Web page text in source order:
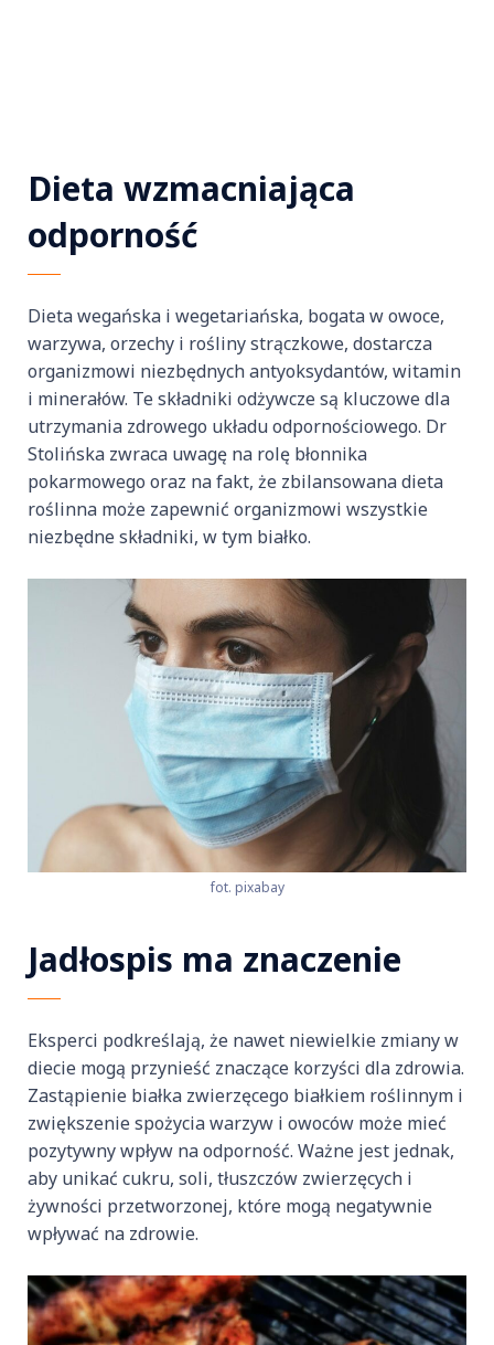
Dieta wzmacniająca
odporność
Dieta wegańska i wegetariańska, bogata w owoce,
warzywa, orzechy i rośliny strączkowe, dostarcza
organizmowi niezbędnych antyoksydantów, witamin
i minerałów. Te składniki odżywcze są kluczowe dla
utrzymania zdrowego układu odpornościowego. Dr
Stolińska zwraca uwagę na rolę błonnika
pokarmowego oraz na fakt, że zbilansowana dieta
roślinna może zapewnić organizmowi wszystkie
niezbędne składniki, w tym białko.
fot. pixabay
Jadłospis ma znaczenie
Eksperci podkreślają, że nawet niewielkie zmiany w
diecie mogą przynieść znaczące korzyści dla zdrowia.
Zastąpienie białka zwierzęcego białkiem roślinnym i
zwiększenie spożycia warzyw i owoców może mieć
pozytywny wpływ na odporność. Ważne jest jednak,
aby unikać cukru, soli, tłuszczów zwierzęcych i
żywności przetworzonej, które mogą negatywnie
wpływać na zdrowie.